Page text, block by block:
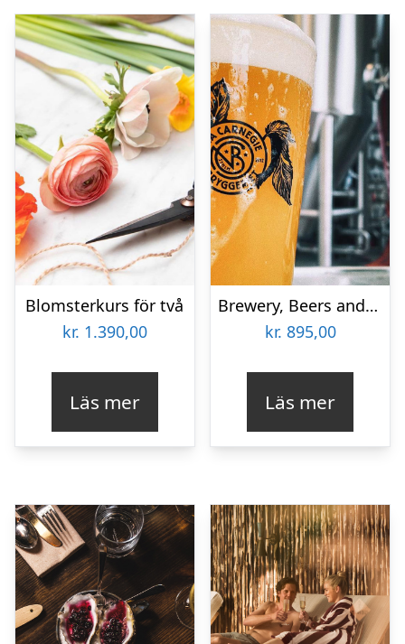
Blomsterkurs för två
kr. 1.390,00
Läs mer
Brewery, Beers and Burgers
kr. 895,00
Läs mer